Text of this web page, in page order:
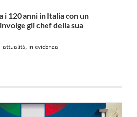
i 120 anni in Italia con un
gli chef della sua
attualità, in evidenza